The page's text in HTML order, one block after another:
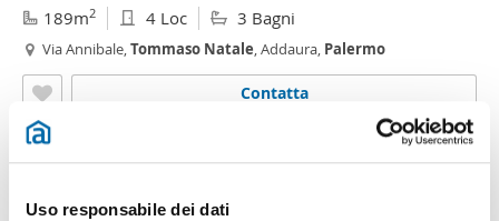
Uso responsabile dei dati
189m2 4 Loc 3 Bagni
Via Annibale,Tommaso Natale, Addaura, Palermo
Contatta